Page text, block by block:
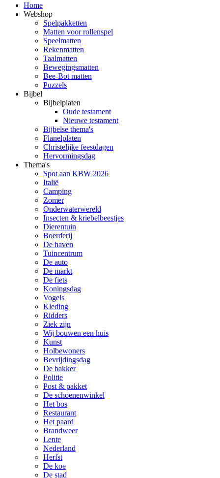
Home
Webshop
Spelpakketten
Matten voor rollenspel
Speelmatten
Rekenmatten
Taalmatten
Bewegingsmatten
Bee-Bot matten
Puzzels
Bijbel
Bijbelplaten
Oude testament
Nieuwe testament
Bijbelse thema's
Flanelplaten
Christelijke feestdagen
Hervormingsdag
Thema's
Spot aan KBW 2026
Italië
Camping
Zomer
Onderwaterwereld
Insecten & kriebelbeestjes
Dierentuin
Boerderij
De haven
Tuincentrum
De auto
De markt
De fiets
Koningsdag
Vogels
Kleding
Ridders
Ziek zijn
Wij bouwen een huis
Kunst
Holbewoners
Bevrijdingsdag
De bakker
Politie
Post & pakket
De schoenenwinkel
Het bos
Restaurant
Het paard
Brandweer
Lente
Nederland
Herfst
De koe
De stad